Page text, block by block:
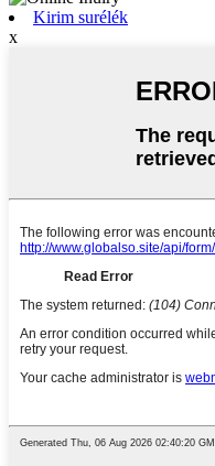
Kirim surélék
x